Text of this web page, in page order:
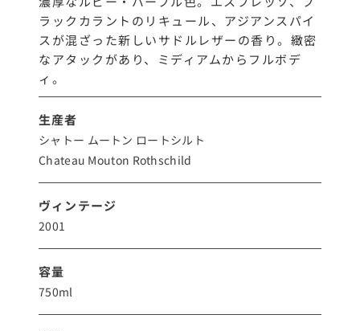
ラックカラントのリキュール、アジアンスパイ
スが混ざった新しいサドルレザーの香り。緻密
なアタックがあり、ミディアムからフルボデ
ィ。
生産者
シャトー ムートン ロートシルト
Chateau Mouton Rothschild
ヴィンテージ
2001
容量
750ml